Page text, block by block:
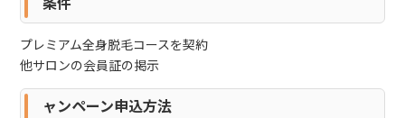
条件
プレミアム全身脱毛コースを契約
他サロンの会員証の掲示
ャンペーン申込方法